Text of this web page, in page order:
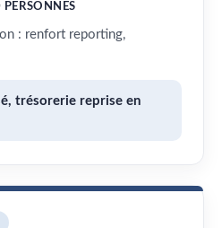
: renfort reporting,
trésorerie reprise en